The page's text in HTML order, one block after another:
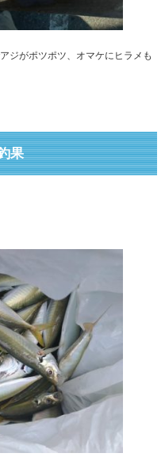
ジがポツポツ、オマケにヒラメも
果